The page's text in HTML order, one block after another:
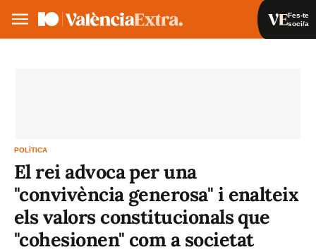
Fes-te
soci/a
POLÍTICA
El rei advoca per una
"convivència generosa" i enalteix
els valors constitucionals que
"cohesionen" com a societat